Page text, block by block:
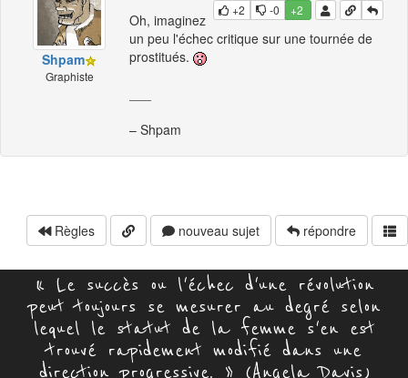
Shpam
Graphiste
+2
-0 +2
Oh, imaginez
un peu l'échec critique sur une tournée de
prostitués.
– Shpam
Règles nouveau sujet répondre
« Le succès ou l'échec d'une révolution
peut toujours se mesurer au degré selon
lequel le statut de la femme s'en est
trouvé rapidement modifié dans une
direction progressive. » (Angela Davis)